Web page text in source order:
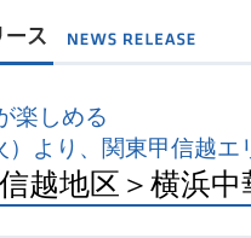
楽しめる
）より、関東甲信越エ
越地区＞横浜